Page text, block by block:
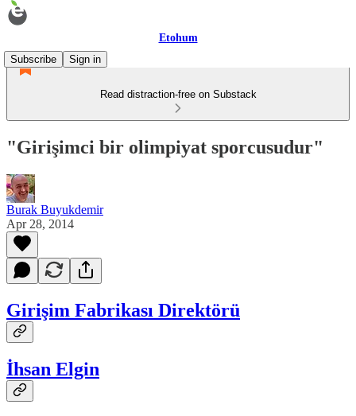
Etohum
Subscribe
Sign in
Read distraction-free on Substack
"Girişimci bir olimpiyat sporcusudur"
Burak Buyukdemir
Apr 28, 2014
Girişim Fabrikası Direktörü
İhsan Elgin